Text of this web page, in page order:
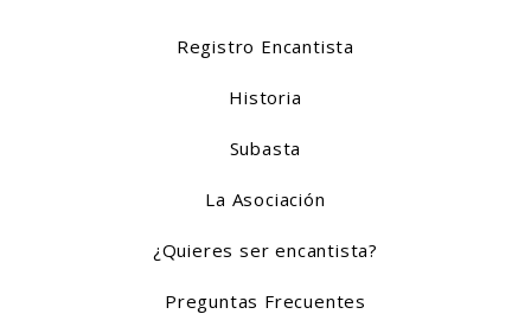
Registro Encantista
Historia
Subasta
La Asociación
¿Quieres ser encantista?
Preguntas Frecuentes